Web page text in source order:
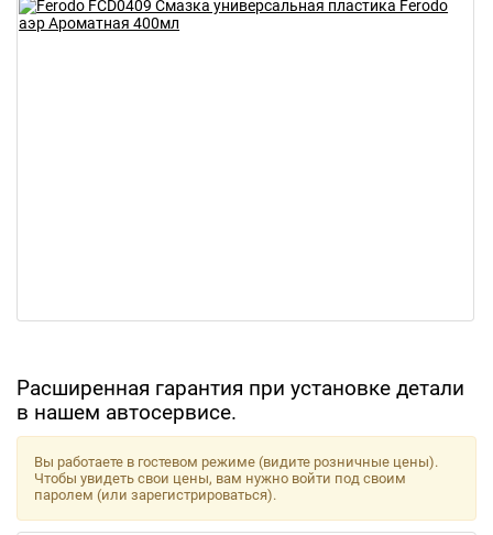
Расширенная гарантия при установке детали
в нашем автосервисе.
Вы работаете в гостевом режиме (видите розничные цены).
Чтобы увидеть свои цены, вам нужно войти под своим
паролем (или зарегистрироваться).